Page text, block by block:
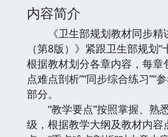
内容简介
《卫生部规划教材同步精
（第8版）》紧跟卫生部规划“
根据教材划分各章内容，每章
点难点剖析”“同步综合练习”“
部分。
“教学要点”按照掌握、熟
级，根据教学大纲及教材内容